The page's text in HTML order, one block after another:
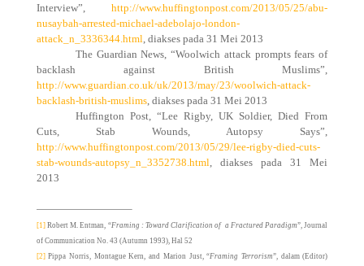
Interview”,http://www.huffingtonpost.com/2013/05/25/abu-
nusaybah-arrested-michael-adebolajo-london-
attack_n_3336344.html , diakses pada 31 Mei 2013
The Guardian News, “Woolwich attack prompts fears of
backlash against British Muslims”,
http://www.guardian.co.uk/uk/2013/may/23/woolwich-attack-
backlash-british-muslims, diakses pada 31 Mei 2013
Huffington Post, “Lee Rigby, UK Soldier, Died From
Cuts, Stab Wounds, Autopsy Says”,
http://www.huffingtonpost.com/2013/05/29/lee-rigby-died-cuts-
stab-wounds-autopsy_n_3352738.html , diakses pada 31 Mei
2013
[1] Robert M. Entman, “Framing : Toward Clarification of a Fractured Paradigm”, Journal
of Communication No. 43 (Autumn 1993), Hal 52
[2] Pippa Norris, Montague Kern, and Marion Just, “Framing Terrorism”, dalam (Editor)